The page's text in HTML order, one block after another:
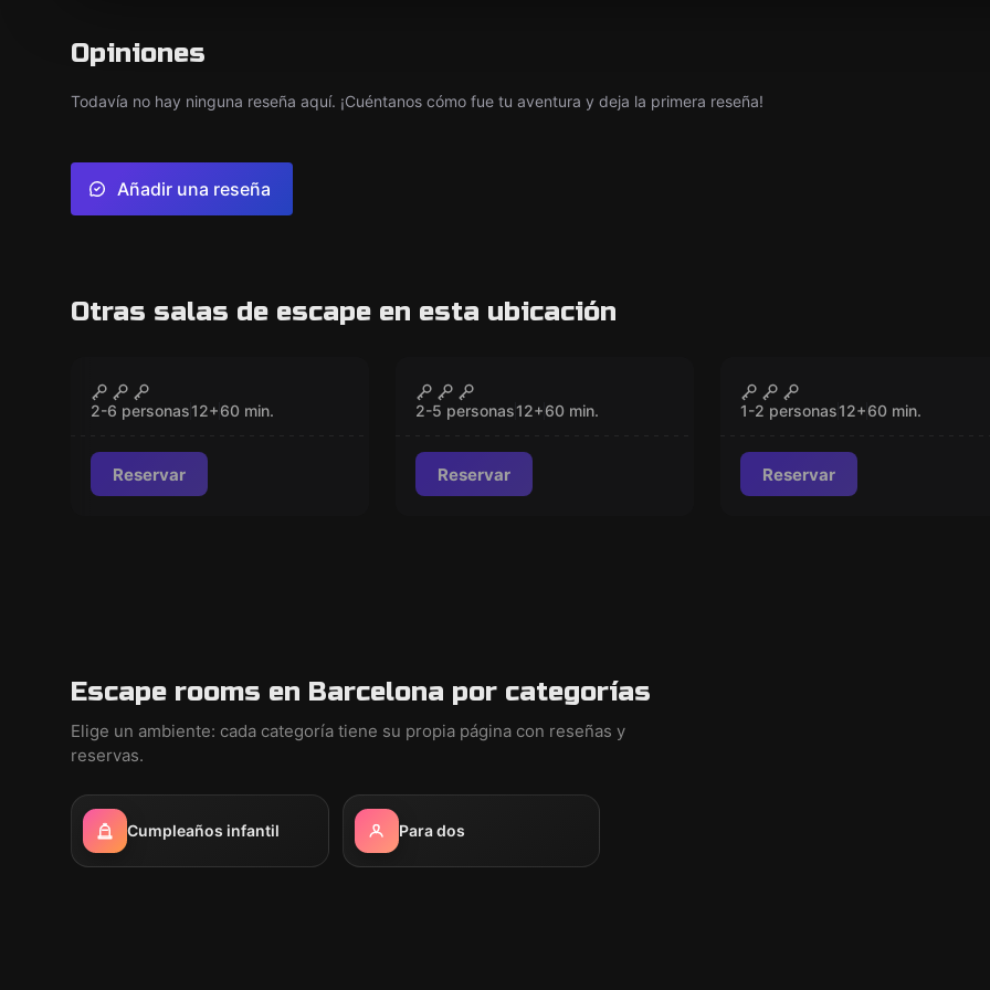
Opiniones
Todavía no hay ninguna reseña aquí. ¡Cuéntanos cómo fue tu aventura y deja la primera reseña!
Añadir una reseña
Otras salas de escape en esta ubicación
La Puerta Mágica
2-6 personas12+60 min.
Reservar
Candy House
2-5 personas12+60 min.
Reservar
Nuevo
La Cabaña De
1-2 personas12+60 min.
Reservar
Escape rooms en Barcelona por categorías
Elige un ambiente: cada categoría tiene su propia página con reseñas y
reservas.
Cumpleaños infantil Para dos